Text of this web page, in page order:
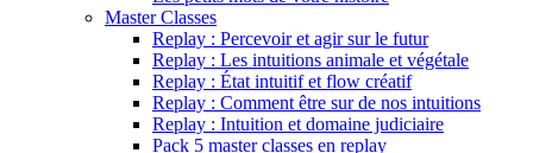
Master Classes
Replay : Percevoir et agir sur le futur
Replay : Les intuitions animale et végétale
Replay : État intuitif et flow créatif
Replay : Comment être sur de nos intuitions
Replay : Intuition et domaine judiciaire
Pack 5 master classes en replay